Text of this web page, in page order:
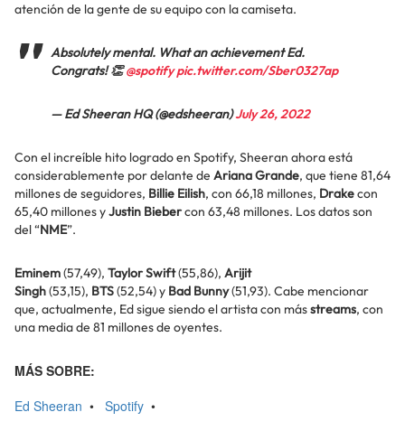
atención de la gente de su equipo con la camiseta.
Absolutely mental. What an achievement Ed.
Congrats! 👏@spotify pic.twitter.com/Sber0327ap
— Ed Sheeran HQ (@edsheeran)July 26, 2022
Con el increíble hito logrado en Spotify, Sheeran ahora está
considerablemente por delante de Ariana Grande, que tiene 81,64
millones de seguidores, Billie Eilish, con 66,18 millones, Drakecon
65,40 millones yJustin Biebercon 63,48 millones. Los datos son
del “NME”.
Eminem(57,49), Taylor Swift(55,86), Arijit
Singh(53,15), BTS(52,54) y Bad Bunny(51,93). Cabe mencionar
que, actualmente, Ed sigue siendo el artista con másstreams, con
una media de 81 millones de oyentes.
MÁS SOBRE:
Ed Sheeran • Spotify •